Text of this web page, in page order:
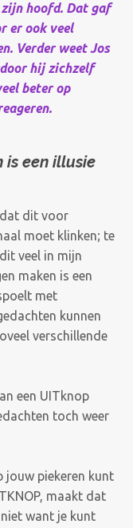
zijn hoofd. Dat gaf
er ook veel
Verder weet Jos
hij zichzelf
beter op
is een illusie
dit voor
moet klinken; te
veel in mijn
maken is een
met
kunnen
verschillende
een UITknop
toch weer
jouw piekeren kunt
maakt dat
want je kunt